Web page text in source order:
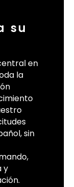
su
en
la
sin
y